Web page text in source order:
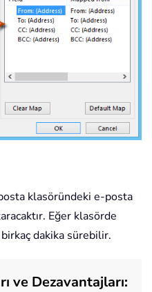
klasöründeki e-posta
Eğer klasörde
dakika sürebilir.
ve Dezavantajları: